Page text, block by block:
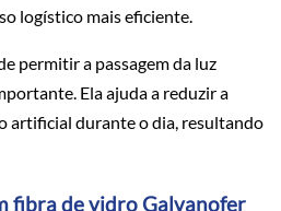
logístico mais eficiente.
permitir a passagem da luz
Ela ajuda a reduzir a
artificial durante o dia, resultando
fibra de vidro Galvanofer